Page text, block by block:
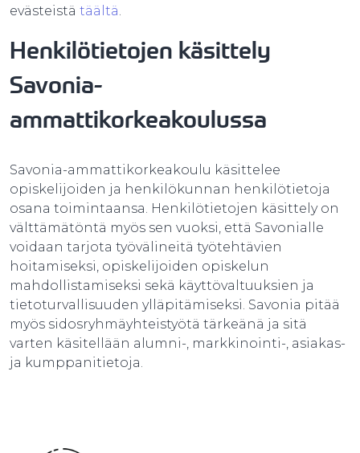
evästeistä täältä.
Henkilötietojen käsittely
Savonia-
ammattikorkeakoulussa
Savonia-ammattikorkeakoulu käsittelee
opiskelijoiden ja henkilökunnan henkilötietoja
osana toimintaansa. Henkilötietojen käsittely on
välttämätöntä myös sen vuoksi, että Savonialle
voidaan tarjota työvälineitä työtehtävien
hoitamiseksi, opiskelijoiden opiskelun
mahdollistamiseksi sekä käyttövaltuuksien ja
tietoturvallisuuden ylläpitämiseksi. Savonia pitää
myös sidosryhmäyhteistyötä tärkeänä ja sitä
varten käsitellään alumni-, markkinointi-, asiakas-
ja kumppanitietoja.